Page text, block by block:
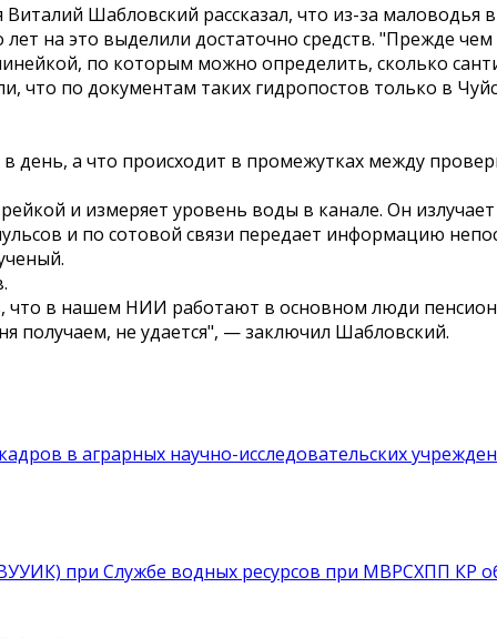
Шабловский рассказал, что из-за маловодья
на это выделили достаточно средств. "Прежде
по которым можно определить, сколько
что по документам таких гидропостов только в
день, а что происходит в промежутках между
и измеряет уровень воды в канале. Он
и по сотовой связи передает информацию
что в нашем НИИ работают в основном люди
получаем, не удается", — заключил Шабловский.
в аграрных научно-исследовательских
при Службе водных ресурсов при МВРСХПП КР